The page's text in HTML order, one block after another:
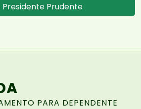
Presidente Prudente
PARA DEPENDENTE